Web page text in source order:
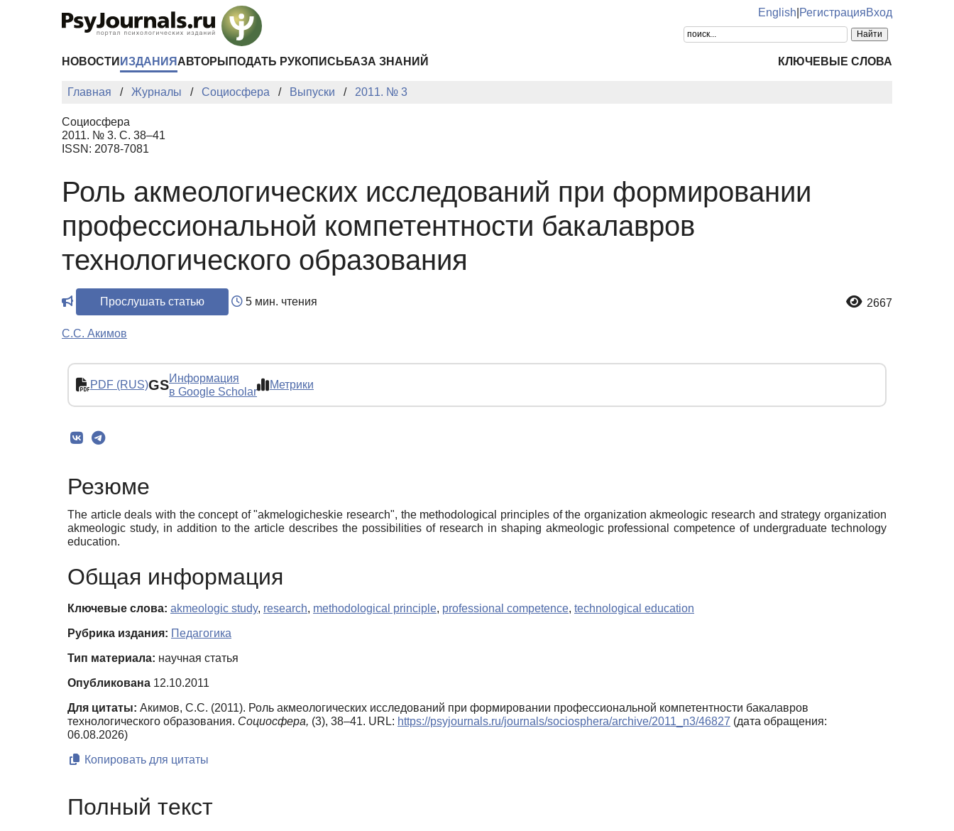
English РегистрацияВход
НОВОСТИ ИЗДАНИЯ АВТОРЫ ПОДАТЬ РУКОПИСЬ БАЗА ЗНАНИЙ КЛЮЧЕВЫЕ СЛОВА
Главная Журналы Социосфера Выпуски 2011. № 3
Социосфера
2011. № 3. С. 38–41
ISSN: 2078-7081
Роль акмеологических исследований при формировании
профессиональной компетентности бакалавров
технологического образования
Прослушать статью 5 мин. чтения 2667
С.С. Акимов
PDF (RUS)GSИнформация
в Google Scholar
Метрики
Резюме
The article deals with the concept of "akmelogicheskie research", the methodological principles of the organization akmeologic research and strategy organization
akmeologic study, in addition to the article describes the possibilities of research in shaping akmeologic professional competence of undergraduate technology
education.
Общая информация
Ключевые слова: akmeologic study, research, methodological principle, professional competence, technological education
Рубрика издания: Педагогика
Тип материала: научная статья
Опубликована 12.10.2011
Для цитаты: Акимов, С.С. (2011). Роль акмеологических исследований при формировании профессиональной компетентности бакалавров
технологического образования. Социосфера, (3), 38–41. URL: https://psyjournals.ru/journals/sociosphera/archive/2011_n3/46827 (дата обращения:
06.08.2026)
Копировать для цитаты
Полный текст